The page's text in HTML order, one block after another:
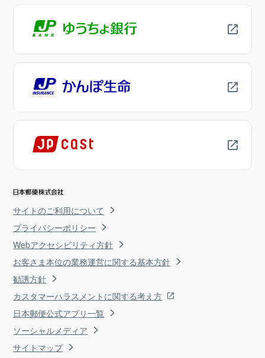
サイトのご利用について
プライバシーポリシー
Webアクセシビリティ方針
お客さま本位の業務運営に関する基本方針
勧誘方針
カスタマーハラスメントに関する考え方
日本郵便公式アプリ一覧
ソーシャルメディア
サイトマップ